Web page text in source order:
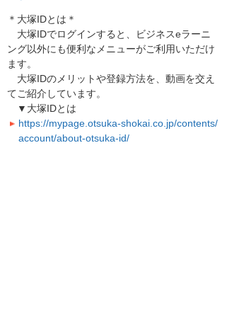
＊大塚IDとは＊
大塚IDでログインすると、ビジネスeラーニ
ング以外にも便利なメニューがご利用いただけ
ます。
大塚IDのメリットや登録方法を、動画を交え
てご紹介しています。
▼大塚IDとは
https://mypage.otsuka-shokai.co.jp/contents/
account/about-otsuka-id/